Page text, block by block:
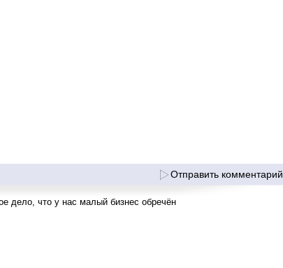
Отправить комментарий
дело, что у нас малый бизнес обречён